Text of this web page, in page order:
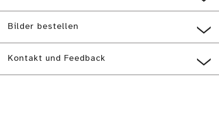
Bilder bestellen
Kontakt und Feedback